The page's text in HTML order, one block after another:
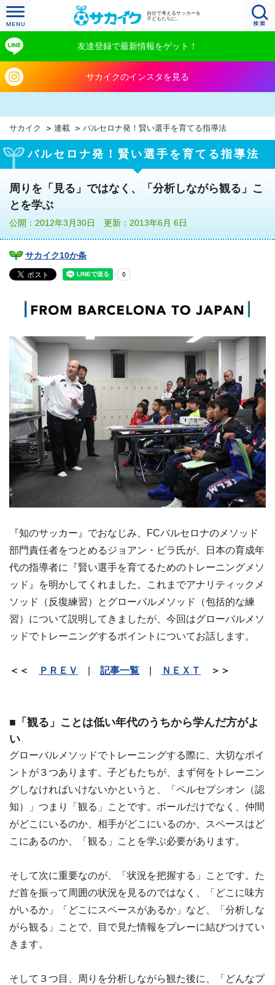
自分で考えるサッカーを
子どもたちに。
友達登録で最新情報をゲット！
サカイクのインスタを見る
サカイク 連載 バルセロナ発！賢い選手を育てる指導法
バルセロナ発！賢い選手を育てる指導法
周りを「見る」ではなく、「分析しながら観る」こ
とを学ぶ
公開：2012年3月30日 更新：2013年6月 6日
サカイク10か条
『知のサッカー』でおなじみ、FCバルセロナのメソッド
部門責任者をつとめるジョアン・ビラ氏が、日本の育成年
代の指導者に『賢い選手を育てるためのトレーニングメソ
ッド』を明かしてくれました。これまでアナリティックメ
ソッド（反復練習）とグローバルメソッド（包括的な練
習）について説明してきましたが、今回はグローバルメソ
ッドでトレーニングするポイントについてお話します。
＜＜ ＰＲＥＶ 記事一覧 ＮＥＸＴ ＞＞
■「観る」ことは低い年代のうちから学んだ方がよ
い
グローバルメソッドでトレーニングする際に、大切なポイ
ントが３つあります。子どもたちが、まず何をトレーニン
グしなければいけないかというと、「ペルセプシオン（認
知）」つまり「観る」ことです。ボールだけでなく、仲間
がどこにいるのか、相手がどこにいるのか、スペースはど
こにあるのか、「観る」ことを学ぶ必要があります。
そして次に重要なのが、「状況を把握する」ことです。た
だ首を振って周囲の状況を見るのではなく、「どこに味方
がいるか」「どこにスペースがあるか」など、「分析しな
がら観る」ことで、目で見た情報をプレーに結びつけてい
きます。
そして３つ目、周りを分析しながら観た後に、「どんなプ